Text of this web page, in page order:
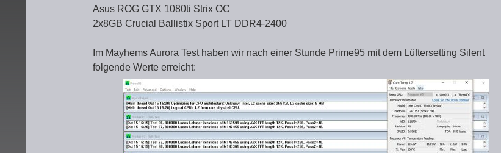
Asus ROG GTX 1080ti Strix OC
2x8GB Crucial Ballistix Sport LT DDR4-2400
Im Mayhems Aurora Test haben wir nach einer Stunde Prime95 mit dem Lüftersetting Silent
folgende Werte erreicht: